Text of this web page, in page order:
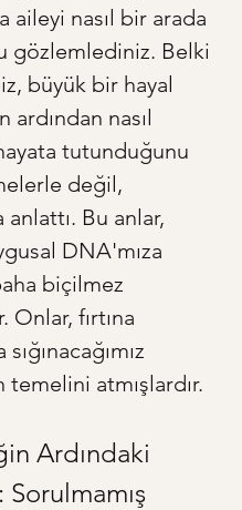
aileyi nasıl bir arada
gözlemlediniz. Belki
büyük bir hayal
ardından nasıl
tutunduğunu
değil,
anlattı. Bu anlar,
DNA'mıza
biçilmez
Onlar, fırtına
sığınacağımız
temelini atmışlardır.
Ardındaki